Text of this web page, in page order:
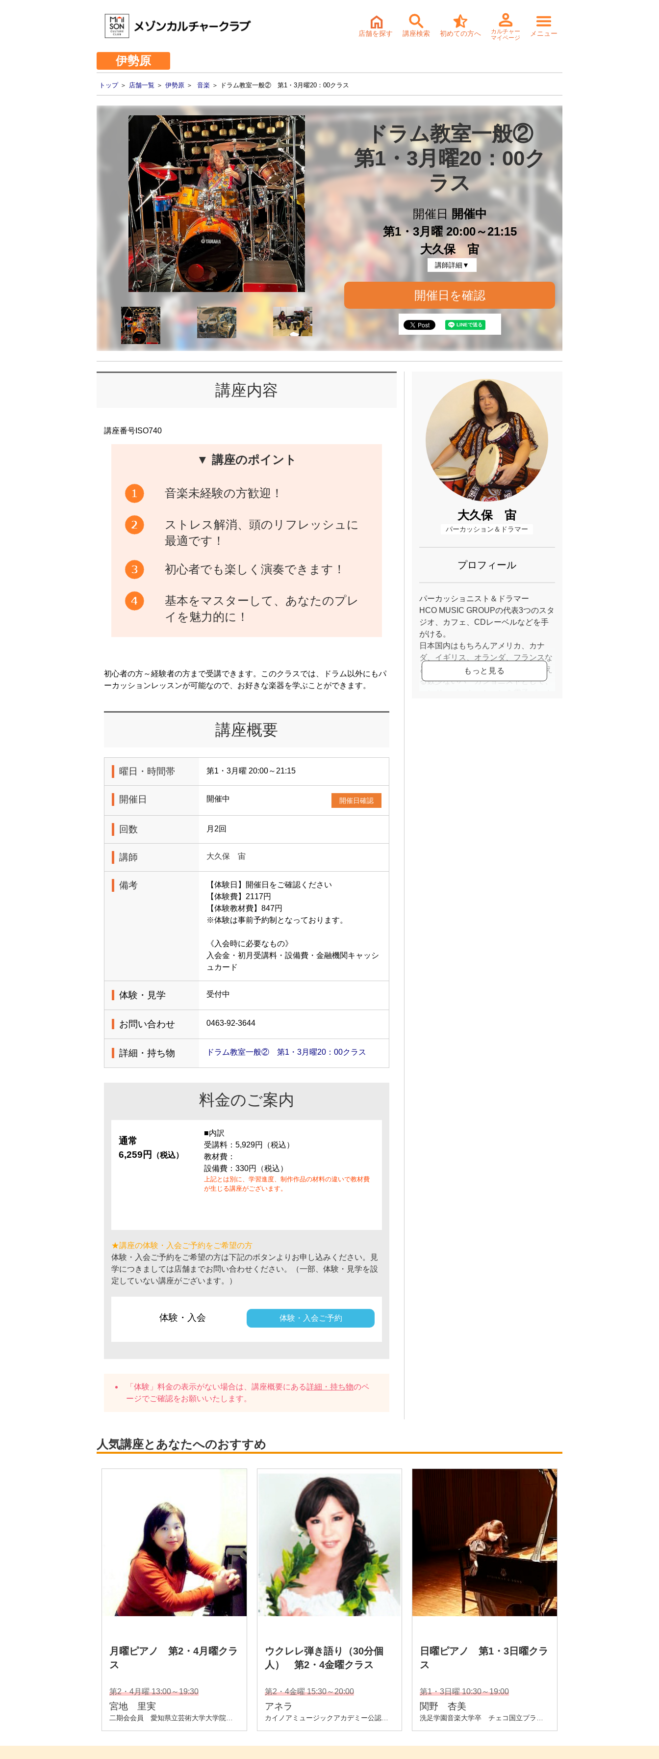
店舗を探す 講座検索 初めての方へ
カルチャー
マイページ
メニュー
伊勢原
トップ＞ 店舗一覧 ＞ 伊勢原 ＞ 音楽 ＞ ドラム教室一般② 第1・3月曜20：00クラス
ドラム教室一般②
第1・3月曜20：00ク
ラス
開催日
開催中
第1・3月曜 20:00～21:15
大久保 宙
講師詳細▼
開催日を確認
講座内容
講座番号ISO740
▼ 講座のポイント
音楽未経験の方歓迎！
ストレス解消、頭のリフレッシュに
最適です！
初心者でも楽しく演奏できます！
基本をマスターして、あなたのプレ
イを魅力的に！
初心者の方～経験者の方まで受講できます。このクラスでは、ドラム以外にもパ
ーカッションレッスンが可能なので、お好きな楽器を学ぶことができます。
講座概要
曜日・時間帯 第1・3月曜 20:00～21:15
開催日 開催中 開催日確認
回数 月2回
講師 大久保 宙
備考
【体験日】開催日をご確認ください
【体験費】2117円
【体験教材費】847円
※体験は事前予約制となっております。
《入会時に必要なもの》
入会金・初月受講料・設備費・金融機関キャッシ
ュカード
体験・見学 受付中
お問い合わせ 0463-92-3644
詳細・持ち物 ドラム教室一般② 第1・3月曜20：00クラス
料金のご案内
通常
6,259円
（税込）
■内訳
受講料：5,929円（税込）
教材費：
設備費：330円（税込）
上記とは別に、学習進度、制作作品の材料の違いで教材費
が生じる講座がございます。
★講座の体験・入会ご予約をご希望の方
体験・入会ご予約をご希望の方は下記のボタンよりお申し込みください。見
学につきましては店舗までお問い合わせください。（一部、体験・見学を設
定していない講座がございます。）
体験・入会 体験・入会ご予約
「体験」料金の表示がない場合は、講座概要にある詳細・持ち物のペ
ージでご確認をお願いいたします。
大久保 宙
パーカッション＆ドラマー
プロフィール
パーカッショニスト＆ドラマー
HCO MUSIC GROUPの代表3つのスタ
ジオ、カフェ、CDレーベルなどを手
がける。
日本国内はもちろんアメリカ、カナ
ダ、イギリス、オランダ、フランスな
ど海外各国でソロ・コンサートを行え
る数少ないパーカショニストとして、